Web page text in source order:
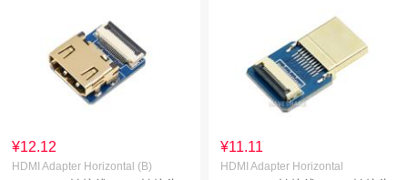
¥11.11
HDMI Adapter Horizontal
¥12.12
HDMI Adapter Horizontal (B)